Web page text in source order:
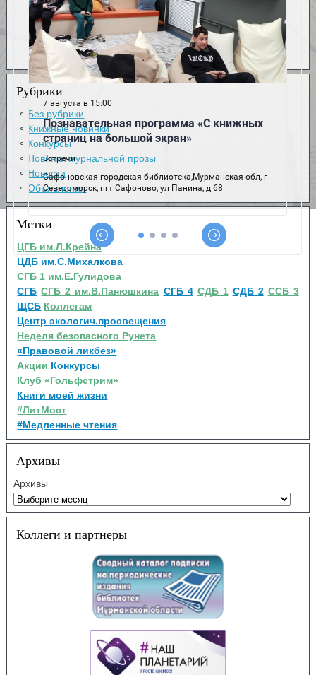
Рубрики
Без рубрики
Книжные новинки
Конкурсы
Новинки журнальной прозы
Новости
Объявления
Метки
ЦГБ им.Л.Крейна
ЦДБ им.С.Михалкова
СГБ 1 им.Е.Гулидова
СГБ СГБ 2 им.В.Панюшкина СГБ 4 СДБ 1 СДБ 2 ССБ 3
ЩСБ Коллегам
Центр экологич.просвещения
Неделя безопасного Рунета
«Правовой ликбез»
Акции Конкурсы
Клуб «Гольфстрим»
Книги моей жизни
#ЛитМост
#Медленные чтения
Архивы
Архивы
Коллеги и партнеры